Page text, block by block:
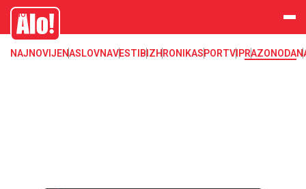
Zanimljivosti
Alo
NAJNOVIJENASLOVNAVESTI BIZHRONIKASPORTVIPRAZONODA